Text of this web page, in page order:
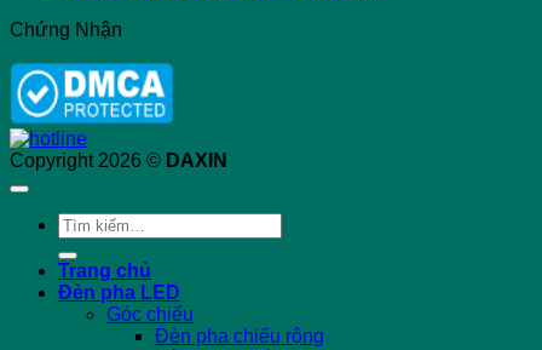
Chứng Nhận
Copyright 2026 © DAXIN
Tìm
kiếm:
Trang chủ
Đèn pha LED
Góc chiếu
Đèn pha chiếu rộng